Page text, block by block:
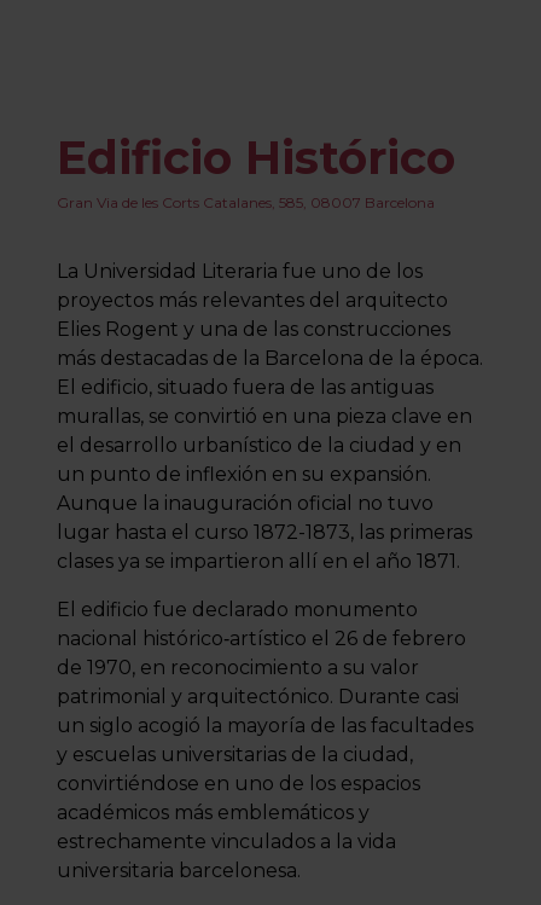
Edificio Histórico
Gran Via de les Corts Catalanes, 585, 08007 Barcelona
La Universidad Literaria fue uno de los
proyectos más relevantes del arquitecto
Elies Rogent y una de las construcciones
más destacadas de la Barcelona de la época.
El edificio, situado fuera de las antiguas
murallas, se convirtió en una pieza clave en
el desarrollo urbanístico de la ciudad y en
un punto de inflexión en su expansión.
Aunque la inauguración oficial no tuvo
lugar hasta el curso 1872-1873, las primeras
clases ya se impartieron allí en el año 1871.
El edificio fue declarado monumento
nacional histórico‑artístico el 26 de febrero
de 1970, en reconocimiento a su valor
patrimonial y arquitectónico. Durante casi
un siglo acogió la mayoría de las facultades
y escuelas universitarias de la ciudad,
convirtiéndose en uno de los espacios
académicos más emblemáticos y
estrechamente vinculados a la vida
universitaria barcelonesa.